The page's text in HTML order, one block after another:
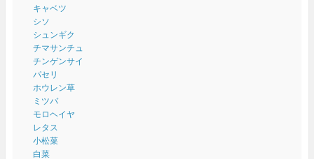
キャベツ
シソ
シュンギク
チマサンチュ
チンゲンサイ
パセリ
ホウレン草
ミツバ
モロヘイヤ
レタス
小松菜
白菜